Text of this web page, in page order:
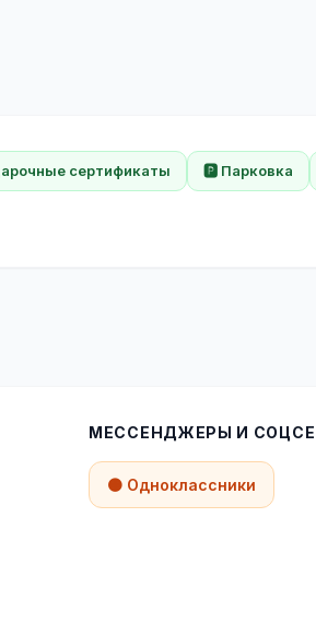
сертификаты 🅿️ Парковка
МЕССЕНДЖЕРЫ И
🟠 Одноклассники